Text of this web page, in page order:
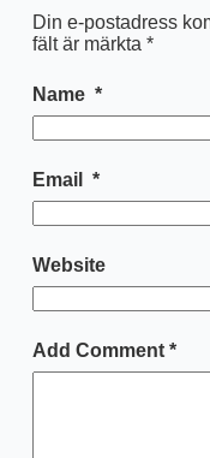
Din e-postadress
fält är märkta *
Name *
Email *
Website
Add Comment*